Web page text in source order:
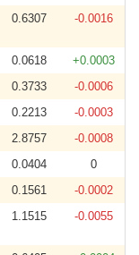
0.6307 -0.0016
0.0618
+0.0003
0.3733
-0.0006
0.2213
-0.0003
2.8757
-0.0008
0.0404
0
0.1561
-0.0002
1.1515 -0.0055